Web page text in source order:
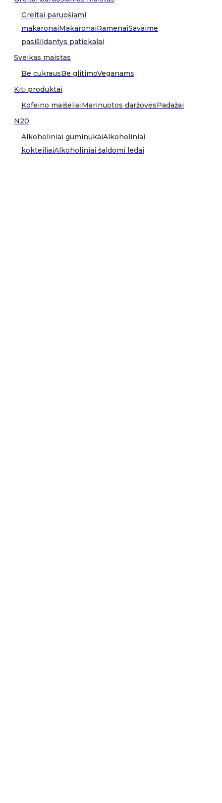
Greitai paruošiami
makaronaiMakaronaiRamenaiSavaime
pasišildantys patiekalai
Sveikas maistas
Be cukrausBe glitimoVeganams
Kiti produktai
Kofeino maišeliaiMarinuotos daržovėsPadažai
N20
Alkoholiniai guminukaiAlkoholiniai
kokteiliaiAlkoholiniai šaldomi ledai